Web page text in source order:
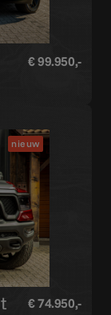
€ 99.950,-
nieuw
€ 74.950,-